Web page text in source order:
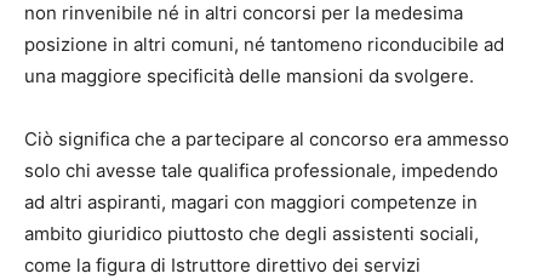
non rinvenibile né in altri concorsi per la medesima
posizione in altri comuni, né tantomeno riconducibile ad
una maggiore specificità delle mansioni da svolgere.
Ciò significa che a partecipare al concorso era ammesso
solo chi avesse tale qualifica professionale, impedendo
ad altri aspiranti, magari con maggiori competenze in
ambito giuridico piuttosto che degli assistenti sociali,
come la figura di Istruttore direttivo dei servizi